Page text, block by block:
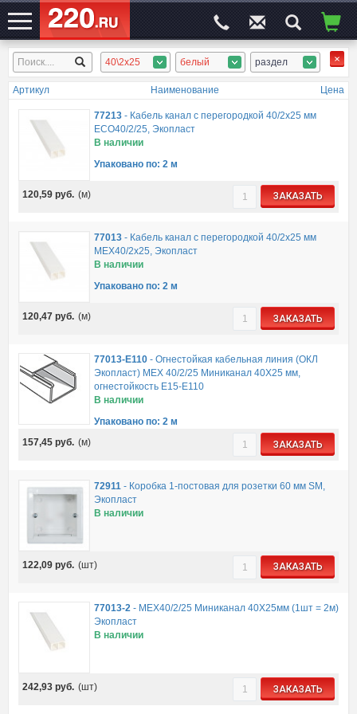
ЭЛЕКТРОСАЙТ№1 40\2x25 белый раздел
Артикул Наименование Цена
77213- Кабель канал с перегородкой 40/2х25 мм
ECO40/2/25, Экопласт
В наличии
Упаковано по: 2 м
120,59 руб. (м) ЗАКАЗАТЬ
77013- Кабель канал с перегородкой 40/2х25 мм
MEX40/2х25, Экопласт
В наличии
Упаковано по: 2 м
120,47 руб. (м) ЗАКАЗАТЬ
77013-E110- Огнестойкая кабельная линия (ОКЛ
Экопласт) МЕХ 40/2/25 Миниканал 40Х25 мм,
огнестойкость E15-E110
В наличии
Упаковано по: 2 м
157,45 руб. (м) ЗАКАЗАТЬ
72911- Коробка 1-постовая для розетки 60 мм SM,
Экопласт
В наличии
122,09 руб. (шт) ЗАКАЗАТЬ
77013-2- MEX40/2/25 Миниканал 40Х25мм (1шт = 2м)
Экопласт
В наличии
242,93 руб. (шт) ЗАКАЗАТЬ